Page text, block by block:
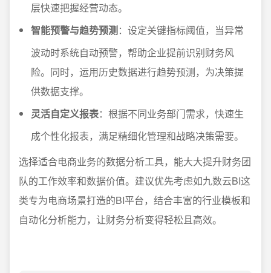
层快速把握经营动态。
智能预警与趋势预测：设定关键指标阈值，当异常
波动时系统自动预警，帮助企业提前识别财务风
险。同时，运用历史数据进行趋势预测，为决策提
供数据支撑。
灵活自定义报表：根据不同业务部门需求，快速生
成个性化报表，满足精细化管理和战略决策需要。
选择适合电商业务的数据分析工具，能大大提升财务团
队的工作效率和数据价值。建议优先考虑如九数云BI这
类专为电商场景打造的BI平台，结合丰富的行业模板和
自动化分析能力，让财务分析变得轻松且高效。